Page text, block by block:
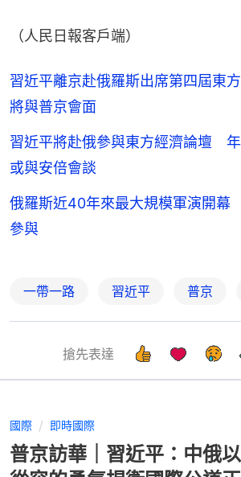
（人民日報客戶端）
習近平離京赴俄羅斯出席第四屆東
將與普京會面
習近平將赴俄參與東方經濟論壇
或與安倍會談
俄羅斯近40年來最大規模軍演開
參與
一帶一路 習近平 普京
搶先表達
國際 即時國際
普京訪華｜習近平：中俄